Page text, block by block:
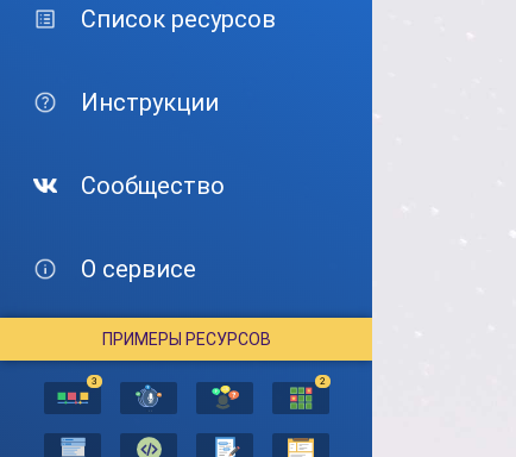
Список ресурсов
Инструкции
Сообщество
О сервисе
ПРИМЕРЫ РЕСУРСОВ
3 2